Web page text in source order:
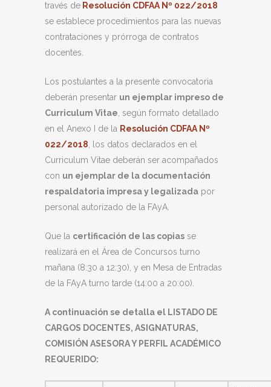
través de Resolución CDFAA Nº 022/2018
se establece procedimientos para las nuevas
contrataciones y prórroga de contratos
docentes.
Los postulantes a la presente convocatoria
deberán presentar un ejemplar impreso de
Curriculum Vitae , según formato detallado
en el Anexo I de la Resolución CDFAA Nº
022/2018 , los datos declarados en el
Curriculum Vitae deberán ser acompañados
con un ejemplar de la documentación
respaldatoria impresa y legalizada por
personal autorizado de la FAyA.
Que la certificación de las copias se
realizará en el Área de Concursos turno
mañana (8:30 a 12:30), y en Mesa de Entradas
de la FAyA turno tarde (14:00 a 20:00).
A continuación se detalla el LISTADO DE
CARGOS DOCENTES, ASIGNATURAS,
COMISIÓN ASESORA Y PERFIL ACADÉMICO
REQUERIDO: